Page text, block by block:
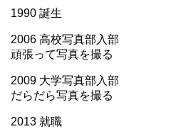
1990 誕生
2006 高校写真部入部
頑張って写真を撮る
2009 大学写真部入部
だらだら写真を撮る
2013 就職